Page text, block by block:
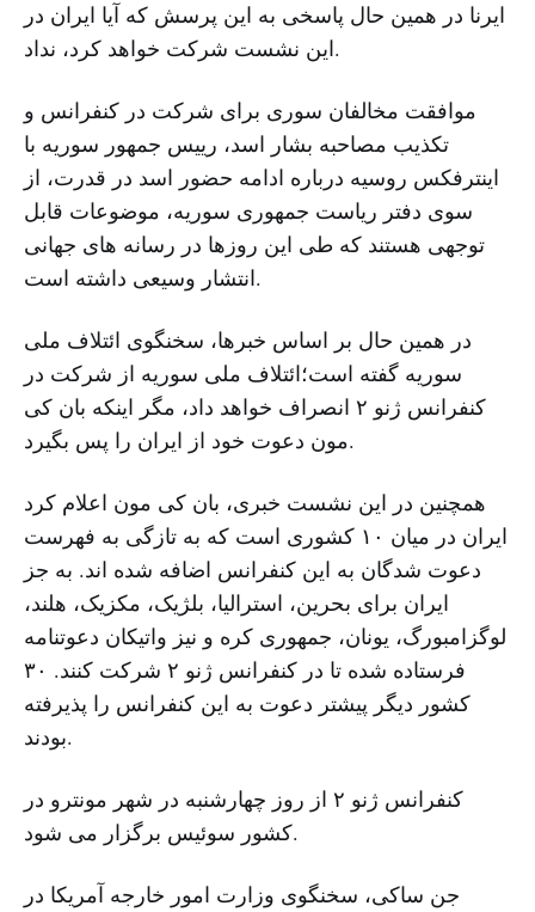
ایرنا در همین حال پاسخی به این پرسش که آیا ایران در
این نشست شرکت خواهد کرد، نداد.
موافقت مخالفان سوری برای شرکت در کنفرانس و
تکذیب مصاحبه بشار اسد، رییس‌ جمهور سوریه با
اینترفکس روسیه درباره ادامه حضور اسد در قدرت، از
سوی دفتر ریاست ‌جمهوری سوریه، موضوعات قابل
توجهی هستند که طی این روزها در رسانه های جهانی
انتشار وسیعی داشته است.
در همین حال بر اساس خبرها، سخنگوی ائتلاف ملی
سوریه گفته است؛ائتلاف ملی سوریه از شرکت در
کنفرانس ژنو ۲ انصراف خواهد داد، مگر اینکه بان کی
مون دعوت خود از ایران را پس بگیرد.
همچنین در این نشست خبری، بان کی مون اعلام کرد
ایران در میان ۱۰ کشوری است که به تازگی به فهرست
دعوت شدگان به این کنفرانس اضافه شده اند. به جز
ایران برای بحرین، استرالیا، بلژیک، مکزیک، هلند،
لوگزامبورگ، یونان، جمهوری کره و نیز واتیکان دعوتنامه
فرستاده شده تا در کنفرانس ژنو ۲ شرکت کنند. ۳۰
کشور دیگر پیشتر دعوت به این کنفرانس را پذیرفته
بودند.
کنفرانس ژنو ۲ از روز چهارشنبه در شهر مونترو در
کشور سوئیس برگزار می شود.
جن ساکی، سخنگوی وزارت امور خارجه آمریکا در